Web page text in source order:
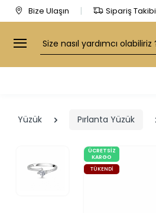
Bize Ulaşın Sipariş Takibi
Arama
Yüzük Pırlanta Yüzük
ÜCRETSIZ
KARGO
TÜKENDI